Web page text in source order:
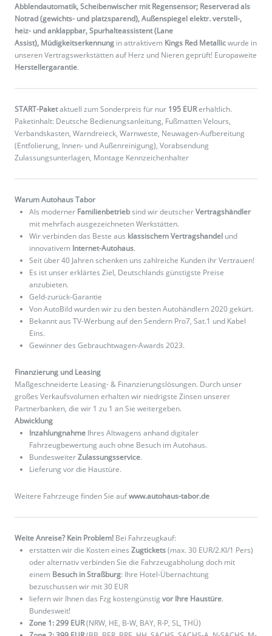
Abblendautomatik, Scheibenwischer mit Regensensor; Reserverad als
Notrad (gewichts- und platzsparend), Außenspiegel elektr. verstell-,
heiz- und anklappbar, Spurhalteassistent (Lane
Assist), Müdigkeitserkennung in attraktivem Kings Red Metallicwurde in
unseren Vertragswerkstätten auf Herz und Nieren geprüft! Europaweite
Herstellergarantie.
START-Paketaktuell zum Sonderpreis für nur 195 EURerhältlich.
Paketinhalt: Deutsche Bedienungsanleitung, Fußmatten Velours,
Verbandskasten, Warndreieck, Warnweste, Neuwagen-Aufbereitung
(Entfolierung, Innen- und Außenreinigung), Vorabsendung
Zulassungsunterlagen, Montage Kennzeichenhalter
Warum Autohaus Tabor
Als moderner Familienbetriebsind wir deutscherVertragshändler
mit mehrfach ausgezeichneten Werkstätten.
Wir verbinden das Beste aus klassischem Vertragshandel und
innovativem Internet-Autohaus.
Seit über 40 Jahren schenken uns zahlreiche Kunden ihr Vertrauen!
Es ist unser erklärtes Ziel, Deutschlands günstigste Preise
anzubieten.
Geld-zurück-Garantie
Von AutoBild wurden wir zu den besten Autohändlern 2020 gekürt.
Bekannt aus TV-Werbung auf den Sendern Pro7, Sat.1 und Kabel
Eins.
Gewinner des Gebrauchtwagen-Awards 2023.
Finanzierung und Leasing
Maßgeschneiderte Leasing- & Finanzierungslösungen. Durch unser
großes Verkaufsvolumen erhalten wir niedrigste Zinsen unserer
Partnerbanken, die wir 1 zu 1 an Sie weitergeben.
Abwicklung
Inzahlungnahme Ihres Altwagens anhand digitaler
Fahrzeugbewertung auch ohne Besuch im Autohaus.
BundesweiterZulassungsservice.
Lieferung vor die Haustüre.
Weitere Fahrzeuge finden Sie aufwww.autohaus-tabor.de
Weite Anreise? Kein Problem! Bei Fahrzeugkauf:
erstatten wir die Kosten eines Zugtickets(max. 30 EUR/2.Kl/1 Pers)
oder alternativ verbinden Sie die Fahrzeugabholung doch mit
einem Besuch in Straßburg: Ihre Hotel-Übernachtung
bezuschussen wir mit 30 EUR
liefern wir Ihnen das Fzg kostengünstig vor Ihre Haustüre.
Bundesweit!
Zone 1: 299 EUR(NRW, HE, B-W, BAY, R-P, SL, THÜ)